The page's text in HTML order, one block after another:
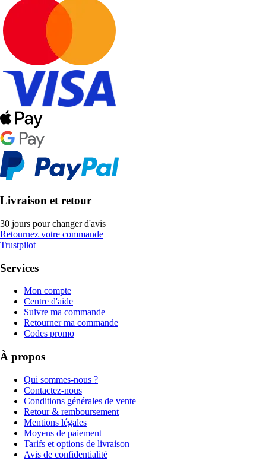
Livraison et retour
30 jours pour changer d'avis
Retournez votre commande
Trustpilot
Services
Mon compte
Centre d'aide
Suivre ma commande
Retourner ma commande
Codes promo
À propos
Qui sommes-nous ?
Contactez-nous
Conditions générales de vente
Retour & remboursement
Mentions légales
Moyens de paiement
Tarifs et options de livraison
Avis de confidentialité